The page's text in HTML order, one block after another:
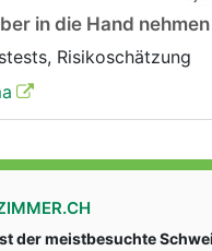
in die Hand nehmen
Risikoschätzung
der meistbesuchte